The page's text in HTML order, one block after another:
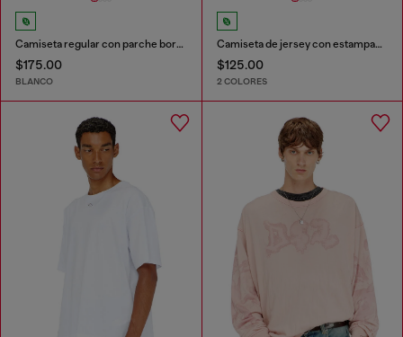
Camiseta regular con parche bordado
$175.00
BLANCO
Camiseta de jersey con estampado flocado
$125.00
2 COLORES